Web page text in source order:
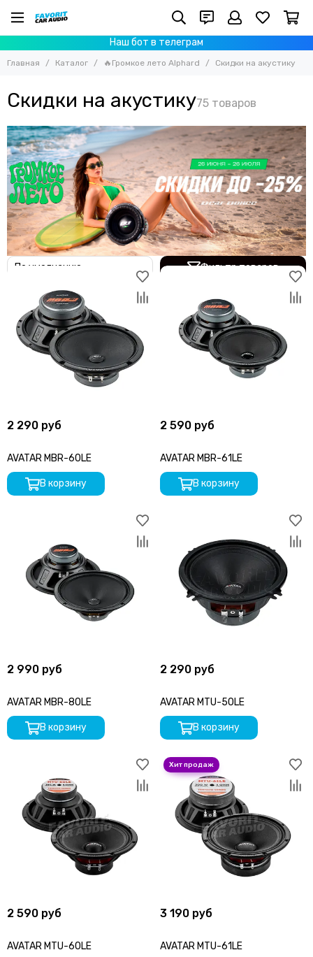
Наш бот в телеграм
Главная Каталог 🔥Громкое лето Alphard Скидки на акустику
Скидки на акустику
Фильтр товаров
2 290 руб
AVATAR MBR-60LE
В корзину
2 590 руб
AVATAR MBR-61LE
В корзину
2 990 руб
AVATAR MBR-80LE
В корзину
2 290 руб
AVATAR MTU-50LE
В корзину
2 590 руб
AVATAR MTU-60LE
3 190 руб
AVATAR MTU-61LE